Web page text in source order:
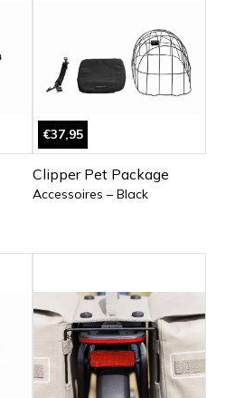
€37,95
Clipper Pet Package
Accessoires – Black